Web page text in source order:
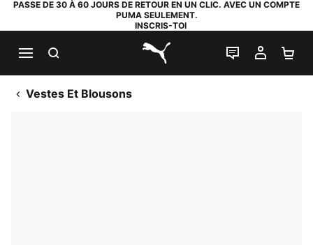
PASSE DE 30 À 60 JOURS DE RETOUR EN UN CLIC. AVEC UN COMPTE
PUMA SEULEMENT.
INSCRIS-TOI
PUMA.com
LIVE CHAT
MON
Vestes Et Blousons